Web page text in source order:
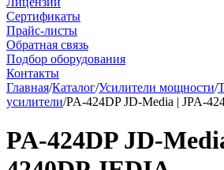
Сертификаты
Прайс-листы
Обратная связь
Подбор оборудования
Контакты
Главная/Каталог/Усилители мощности/
усилители/PA-424DP JD-Media | JPA-
PA-424DP JD-